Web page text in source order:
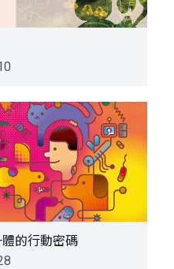
的行動密碼